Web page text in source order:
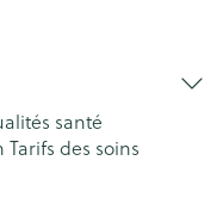
santé
Tarifs des soins